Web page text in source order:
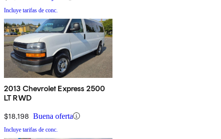
Incluye tarifas de conc.
2013 Chevrolet Express 2500
LT RWD
$18,198 Buena oferta
Incluye tarifas de conc.